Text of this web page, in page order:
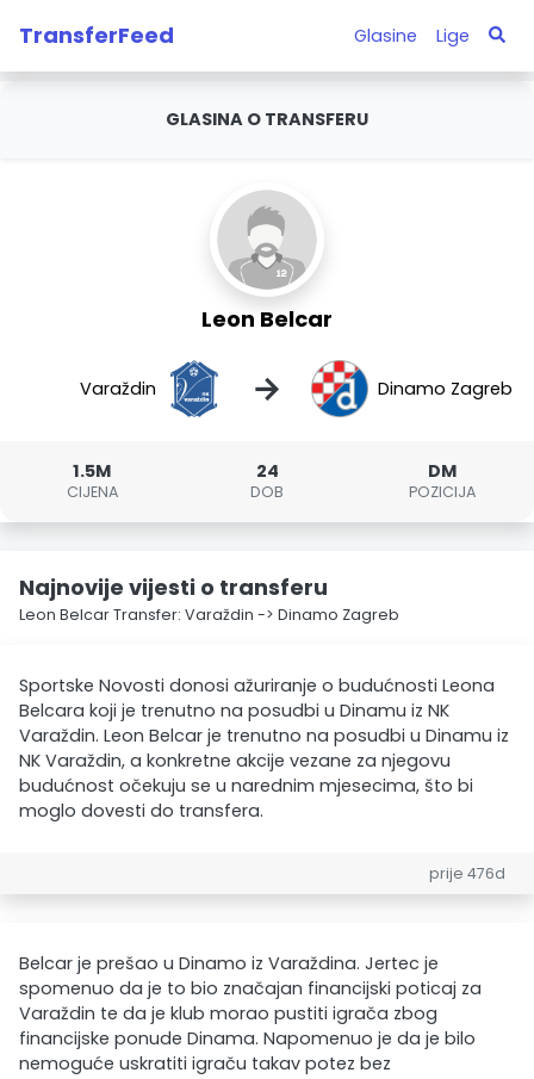
TransferFeed Glasine Lige
GLASINA O TRANSFERU
Leon Belcar
Varaždin → Dinamo Zagreb
1.5M
CIJENA
24
DOB
DM
POZICIJA
Najnovije vijesti o transferu
Leon Belcar Transfer: Varaždin -> Dinamo Zagreb
Sportske Novosti donosi ažuriranje o budućnosti Leona
Belcara koji je trenutno na posudbi u Dinamu iz NK
Varaždin. Leon Belcar je trenutno na posudbi u Dinamu iz
NK Varaždin, a konkretne akcije vezane za njegovu
budućnost očekuju se u narednim mjesecima, što bi
moglo dovesti do transfera.
prije 476d
Belcar je prešao u Dinamo iz Varaždina. Jertec je
spomenuo da je to bio značajan financijski poticaj za
Varaždin te da je klub morao pustiti igrača zbog
financijske ponude Dinama. Napomenuo je da je bilo
nemoguće uskratiti igraču takav potez bez